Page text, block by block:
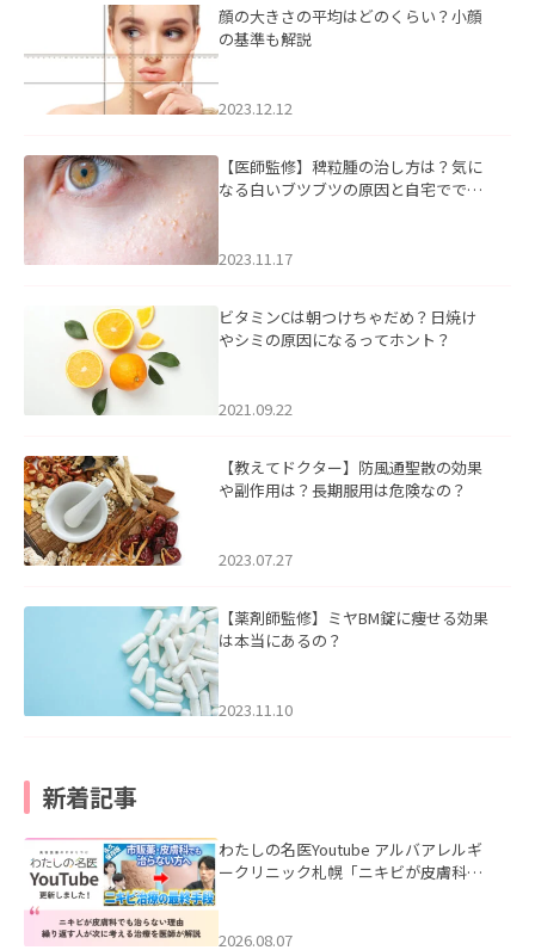
顔の大きさの平均はどのくらい？小顔
の基準も解説
2023.12.12
【医師監修】稗粒腫の治し方は？気に
なる白いブツブツの原因と自宅ででき
2023.11.17
ビタミンCは朝つけちゃだめ？日焼け
やシミの原因になるってホント？
2021.09.22
【教えてドクター】防風通聖散の効果
や副作用は？長期服用は危険なの？
2023.07.27
【薬剤師監修】ミヤBM錠に痩せる効果
は本当にあるの？
2023.11.10
新着記事
わたしの名医Youtube アルバアレルギ
ークリニック札幌「ニキビが皮膚科で
ました。
2026.08.07